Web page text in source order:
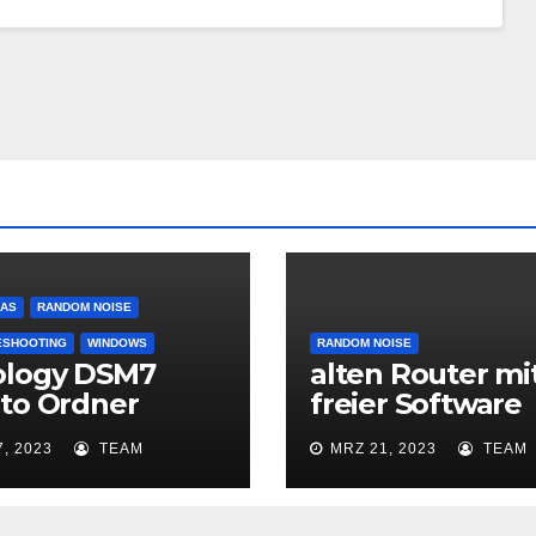
RANDOM NOISE
WINDOWS
DSM7
Ordner
2023 TEAM
RANDOM NOISE
alten Router
freier Software
verbessern und
wieder sicher
machen (wenn
MRZ 21, 2023 TEAM